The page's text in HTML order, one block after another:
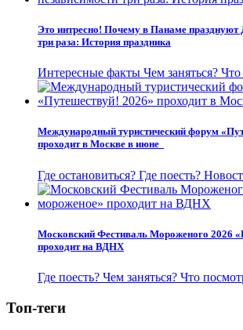
Это интресно! Почему в Панаме празднуют
три раза: История праздника
Интересные факты Чем заняться? Что
Международный туристический форум
проходит в Москве в июне
Где остановиться? Где поесть?
Московский Фестиваль Мороженого 2026
проходит на ВДНХ
Где поесть? Чем заняться? Что
Топ-теги